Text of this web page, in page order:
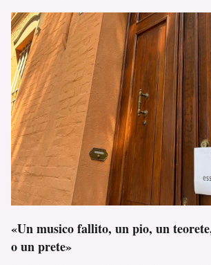
«Un musico fallito, un pio, un
o un prete»